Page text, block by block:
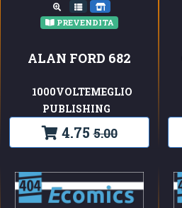
PREVENDITA
ALAN FORD 682
1000VOLTEMEGLIO
PUBLISHING
4.75 5.00